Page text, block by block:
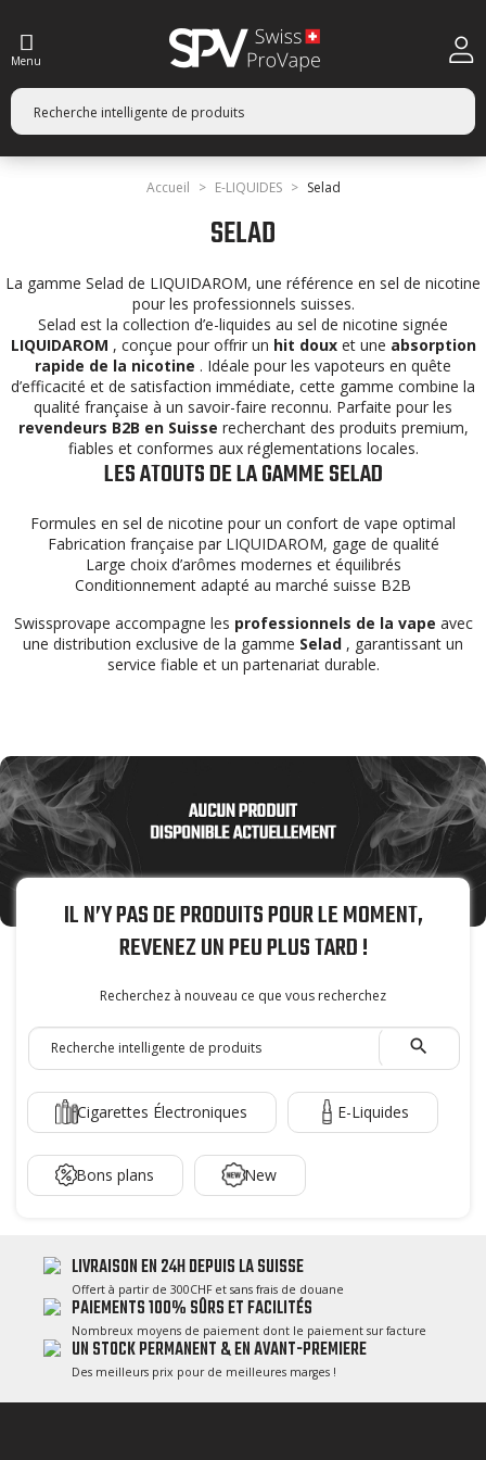
Menu
Accueil E-LIQUIDES Selad
SELAD
La gamme Selad de LIQUIDAROM, une référence en sel de nicotine
pour les professionnels suisses.
Selad est la collection d’e-liquides au sel de nicotine signée
LIQUIDAROM , conçue pour offrir un hit doux et une absorption
rapide de la nicotine . Idéale pour les vapoteurs en quête
d’efficacité et de satisfaction immédiate, cette gamme combine la
qualité française à un savoir-faire reconnu. Parfaite pour les
revendeurs B2B en Suisse recherchant des produits premium,
fiables et conformes aux réglementations locales.
LES ATOUTS DE LA GAMME SELAD
Formules en sel de nicotine pour un confort de vape optimal
Fabrication française par LIQUIDAROM, gage de qualité
Large choix d’arômes modernes et équilibrés
Conditionnement adapté au marché suisse B2B
Swissprovape accompagne les professionnels de la vape avec
une distribution exclusive de la gamme Selad , garantissant un
service fiable et un partenariat durable.
IL N’Y PAS DE PRODUITS POUR LE MOMENT,
REVENEZ UN PEU PLUS TARD !
Recherchez à nouveau ce que vous recherchez

Cigarettes Électroniques E-Liquides
Bons plans New
LIVRAISON EN 24H DEPUIS LA SUISSE
Offert à partir de 300CHF et sans frais de douane
PAIEMENTS 100% SÛRS ET FACILITÉS
Nombreux moyens de paiement dont le paiement sur facture
UN STOCK PERMANENT & EN AVANT-PREMIERE
Des meilleurs prix pour de meilleures marges !